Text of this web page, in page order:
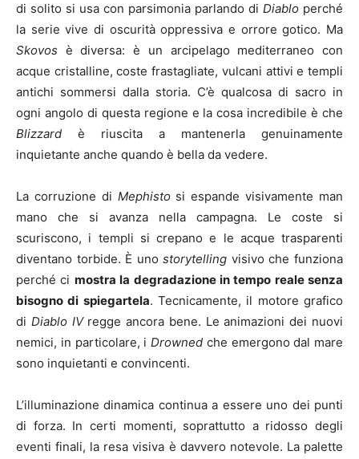
di solito si usa con parsimonia parlando di Diablo perché
la serie vive di oscurità oppressiva e orrore gotico. Ma
Skovos è diversa: è un arcipelago mediterraneo con
acque cristalline, coste frastagliate, vulcani attivi e templi
antichi sommersi dalla storia. C’è qualcosa di sacro in
ogni angolo di questa regione e la cosa incredibile è che
Blizzard è riuscita a mantenerla genuinamente
inquietante anche quando è bella da vedere.
La corruzione di Mephistosi espande visivamente man
mano che si avanza nella campagna. Le coste si
scuriscono, i templi si crepano e le acque trasparenti
diventano torbide. È unostorytelling visivo che funziona
perché ci mostra la degradazione in tempo reale senza
bisogno di spiegartela. Tecnicamente, il motore grafico
di Diablo IVregge ancora bene. Le animazioni dei nuovi
nemici, in particolare, i Drowned che emergono dal mare
sono inquietanti e convincenti.
L’illuminazione dinamica continua a essere uno dei punti
di forza. In certi momenti, soprattutto a ridosso degli
eventi finali, la resa visiva è davvero notevole. La palette